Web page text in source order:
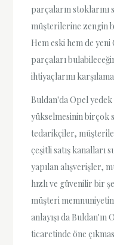
parçaların
müşterilerine zengin
Hem eski hem de
parçaları
ihtiyaçlarını
Buldan'da Opel
yükselmesinin birçok
tedarikçiler,
çeşitli satış kanalları
yapılan alışverişler,
hızlı ve güvenilir bir
müşteri
anlayışı da
ticaretinde öne